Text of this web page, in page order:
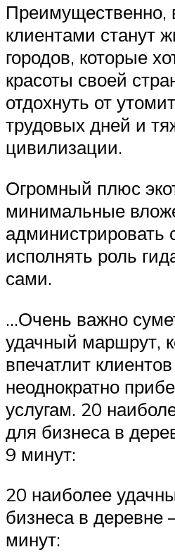
клиентами станут
городов, которые
красоты своей
отдохнуть от
трудовых дней и
цивилизации.
Огромный плюс
минимальные
администрировать
исполнять роль
сами.
…Очень важно
удачный маршрут,
впечатлит
неоднократно
услугам. 20
для бизнеса в
9 минут:
20 наиболее
бизнеса в деревне
минут: